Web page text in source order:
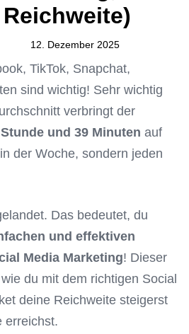
12. Dezember 2025
TikTok, Snapchat,
sind wichtig! Sehr wichtig
verbringt der
und 39 Minuten auf
der Woche, sondern jeden
Das bedeutet, du
und effektiven
Media Marketing! Dieser
du mit dem richtigen Social
deine Reichweite steigerst
erreichst.